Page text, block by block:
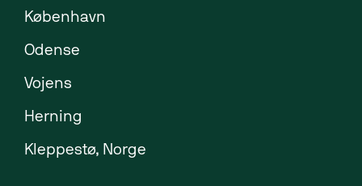
København
Odense
Vojens
Herning
Kleppestø, Norge